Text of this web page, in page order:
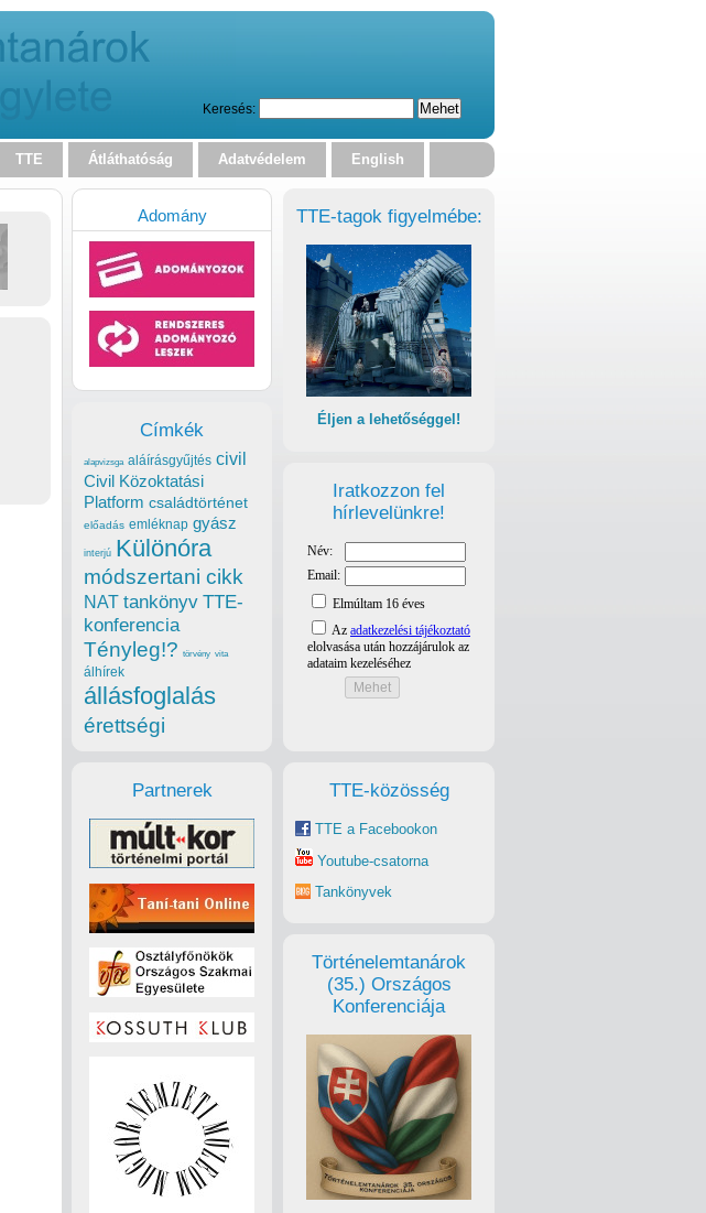
Keresés:
TTE Átláthatóság Adatvédelem English
TTE-tagok figyelmébe:
Éljen a lehetőséggel!
Iratkozzon fel
hírlevelünkre!
TTE-közösség
TTE a Facebookon
Youtube-csatorna
Tankönyvek
Történelemtanárok
(35.) Országos
Konferenciája
Adomány
Címkék
alapvizsga aláírásgyűjtés civil
Civil Közoktatási
Platform családtörténet
előadás emléknap gyász
interjú Különóra
módszertani cikk
NAT tankönyv TTE-
konferencia
Tényleg!? törvény vita
álhírek
állásfoglalás
érettségi
Partnerek